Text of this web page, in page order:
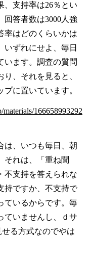
、支持率は26％とい
回答者数は3000人強
率はどのくらいかは
いずれにせよ、毎日
います。調査の質問
、それを見ると、
に置いています。
materials/166658993292
、いつも毎日、朝
それは、「重ね聞
不支持を答えられな
持ですか、不支持で
ているからです。毎
ていませんし、ｄサ
る方式なのでやは